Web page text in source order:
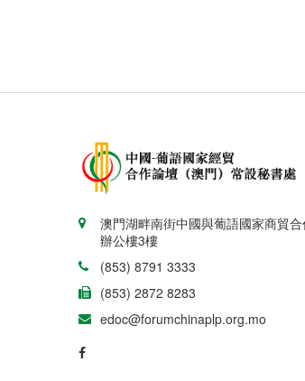
澳門湖畔南街中國與葡語國家商貿
辦公樓3樓
(853) 8791 3333
(853) 2872 8283
edoc@forumchinaplp.org.mo